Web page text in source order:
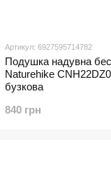
Артикул: 6927595714782
Подушка надувна
Naturehike
бузкова
840 грн